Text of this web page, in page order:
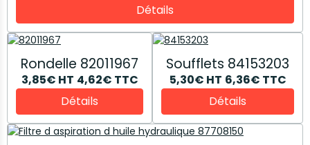
Détails
Rondelle 82011967
3,85€ HT 4,62€ TTC
Détails
Soufflets 84153203
5,30€ HT 6,36€ TTC
Détails